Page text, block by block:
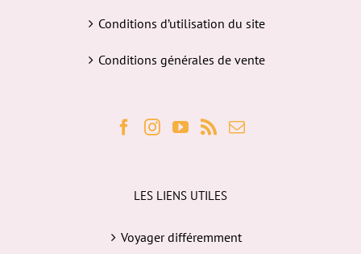
Conditions d’utilisation du site
Conditions générales de vente
LES LIENS UTILES
Voyager différemment